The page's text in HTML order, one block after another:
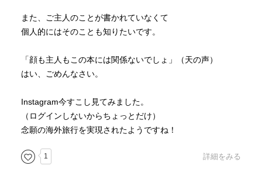
また、ご主人のことが書かれていなくて
個人的にはそのことも知りたいです。
「顔も主人もこの本には関係ないでしょ」（天の声）
はい、ごめんなさい。
Instagram今すこし見てみました。
（ログインしないからちょっとだけ）
念願の海外旅行を実現されたようですね！
1 詳細をみる